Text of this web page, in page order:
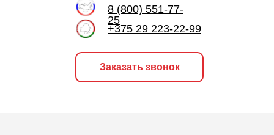
Заказать звонок
8 (800) 551-77-
25
+375 29 223-22-99